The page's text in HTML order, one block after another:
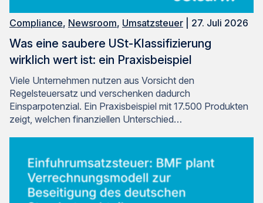
Compliance, Newsroom, Umsatzsteuer | 27. Juli 2026
Was eine saubere USt-Klassifizierung
wirklich wert ist: ein Praxisbeispiel
Viele Unternehmen nutzen aus Vorsicht den
Regelsteuersatz und verschenken dadurch
Einsparpotenzial. Ein Praxisbeispiel mit 17.500 Produkten
zeigt, welchen finanziellen Unterschied…